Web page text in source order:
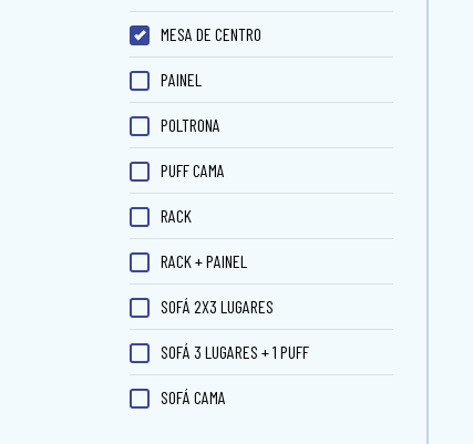
MESA DE CENTRO
PAINEL
POLTRONA
PUFF CAMA
RACK
RACK + PAINEL
SOFÁ 2X3 LUGARES
SOFÁ 3 LUGARES + 1 PUFF
SOFÁ CAMA